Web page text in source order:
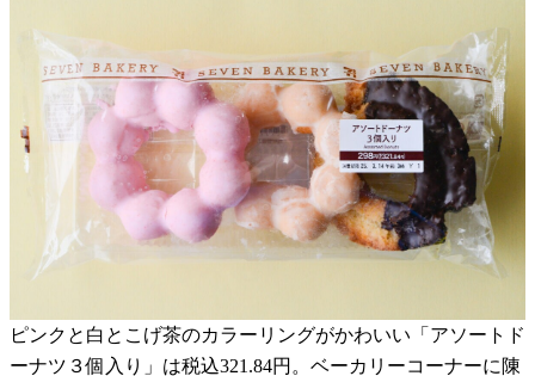
ピンクと白とこげ茶のカラーリングがかわいい「アソートド
ーナツ３個入り」は税込321.84円。ベーカリーコーナーに陳